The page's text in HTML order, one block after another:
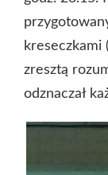
kreseczkami
zresztą
odznaczał